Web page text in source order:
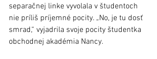
separačnej linke vyvolala v študentoch
nie príliš príjemné pocity. „No, je tu dosť
smrad,“ vyjadrila svoje pocity študentka
obchodnej akadémia Nancy.